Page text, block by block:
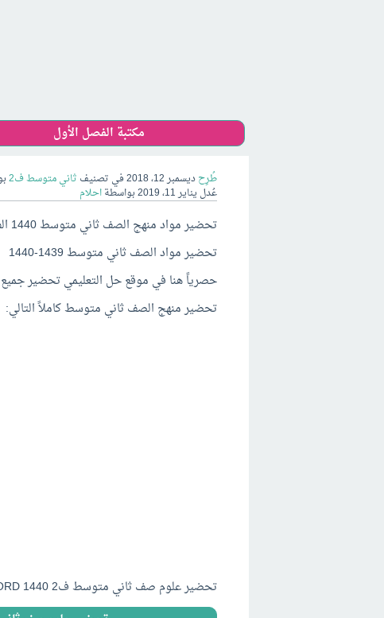
مكتبة الفصل الأول
طُرِحديسمبر 12، 2018 في تصنيف ثاني متوسط ف2
عُدل يناير 11، 2019 بواسطةاحلام
تحضير مواد منهج الصف ثاني متوسط 1440 الفصل الثاني ف2
تحضير مواد الصف ثاني متوسط 1439-1440
حصرياً هنا في موقع حل التعليمي تحضير
تحضير منهج الصف ثاني متوسط كاملاً التالي:
تحضير علوم صف ثاني متوسط ف2 1440 PDF WORD وورد